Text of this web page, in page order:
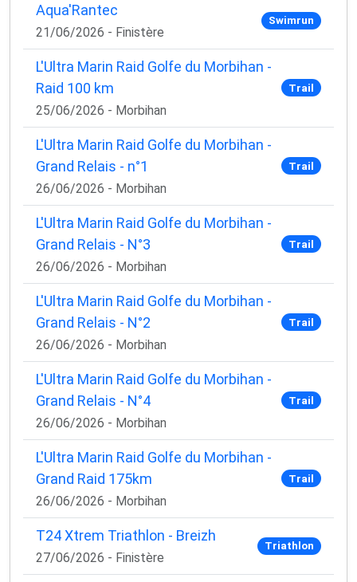
Aqua'Rantec
21/06/2026 - Finistère
Swimrun
L'Ultra Marin Raid Golfe du Morbihan -
Raid 100 km
25/06/2026 - Morbihan
Trail
L'Ultra Marin Raid Golfe du Morbihan -
Grand Relais - n°1
26/06/2026 - Morbihan
Trail
L'Ultra Marin Raid Golfe du Morbihan -
Grand Relais - N°3
26/06/2026 - Morbihan
Trail
L'Ultra Marin Raid Golfe du Morbihan -
Grand Relais - N°2
26/06/2026 - Morbihan
Trail
L'Ultra Marin Raid Golfe du Morbihan -
Grand Relais - N°4
26/06/2026 - Morbihan
Trail
L'Ultra Marin Raid Golfe du Morbihan -
Grand Raid 175km
26/06/2026 - Morbihan
Trail
T24 Xtrem Triathlon - Breizh
27/06/2026 - Finistère
Triathlon